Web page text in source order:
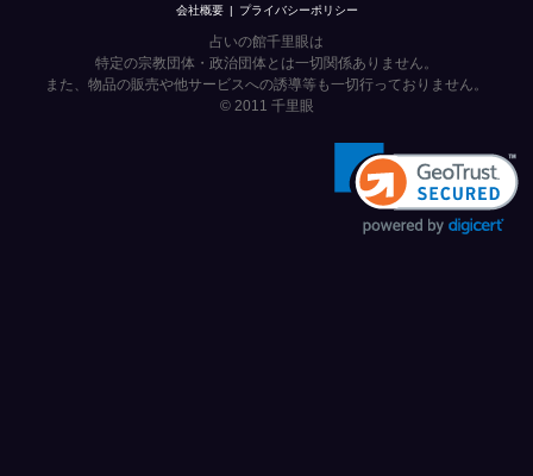
会社概要 プライバシーポリシー
占いの館千里眼は
特定の宗教団体・政治団体とは一切関係ありません。
また、物品の販売や他サービスへの誘導等も一切行っておりません。
© 2011 千里眼